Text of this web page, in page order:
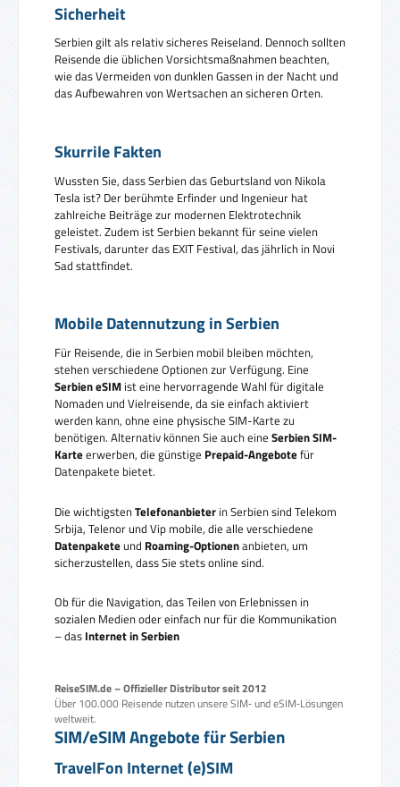
Sicherheit
Serbien gilt als relativ sicheres Reiseland. Dennoch sollten
Reisende die üblichen Vorsichtsmaßnahmen beachten,
wie das Vermeiden von dunklen Gassen in der Nacht und
das Aufbewahren von Wertsachen an sicheren Orten.
Skurrile Fakten
Wussten Sie, dass Serbien das Geburtsland von Nikola
Tesla ist? Der berühmte Erfinder und Ingenieur hat
zahlreiche Beiträge zur modernen Elektrotechnik
geleistet. Zudem ist Serbien bekannt für seine vielen
Festivals, darunter das EXIT Festival, das jährlich in Novi
Sad stattfindet.
Mobile Datennutzung in Serbien
Für Reisende, die in Serbien mobil bleiben möchten,
stehen verschiedene Optionen zur Verfügung. Eine
Serbien eSIM ist eine hervorragende Wahl für digitale
Nomaden und Vielreisende, da sie einfach aktiviert
werden kann, ohne eine physische SIM-Karte zu
benötigen. Alternativ können Sie auch eine Serbien SIM-
Karteerwerben, die günstige Prepaid-Angebotefür
Datenpakete bietet.
Die wichtigstenTelefonanbieter in Serbien sind Telekom
Srbija, Telenor und Vip mobile, die alle verschiedene
Datenpaketeund Roaming-Optionenanbieten, um
sicherzustellen, dass Sie stets online sind.
Ob für die Navigation, das Teilen von Erlebnissen in
sozialen Medien oder einfach nur für die Kommunikation
– das Internet in Serbien
ReiseSIM.de – Offizieller Distributor seit 2012
Über 100.000 Reisende nutzen unsere SIM‑ und eSIM‑Lösungen
weltweit.
SIM/eSIM Angebote für Serbien
TravelFon Internet (e)SIM